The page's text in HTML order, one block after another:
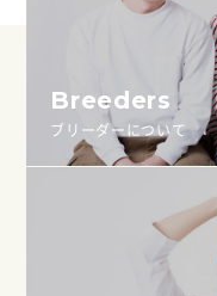
Breeders
ブリーダーについて